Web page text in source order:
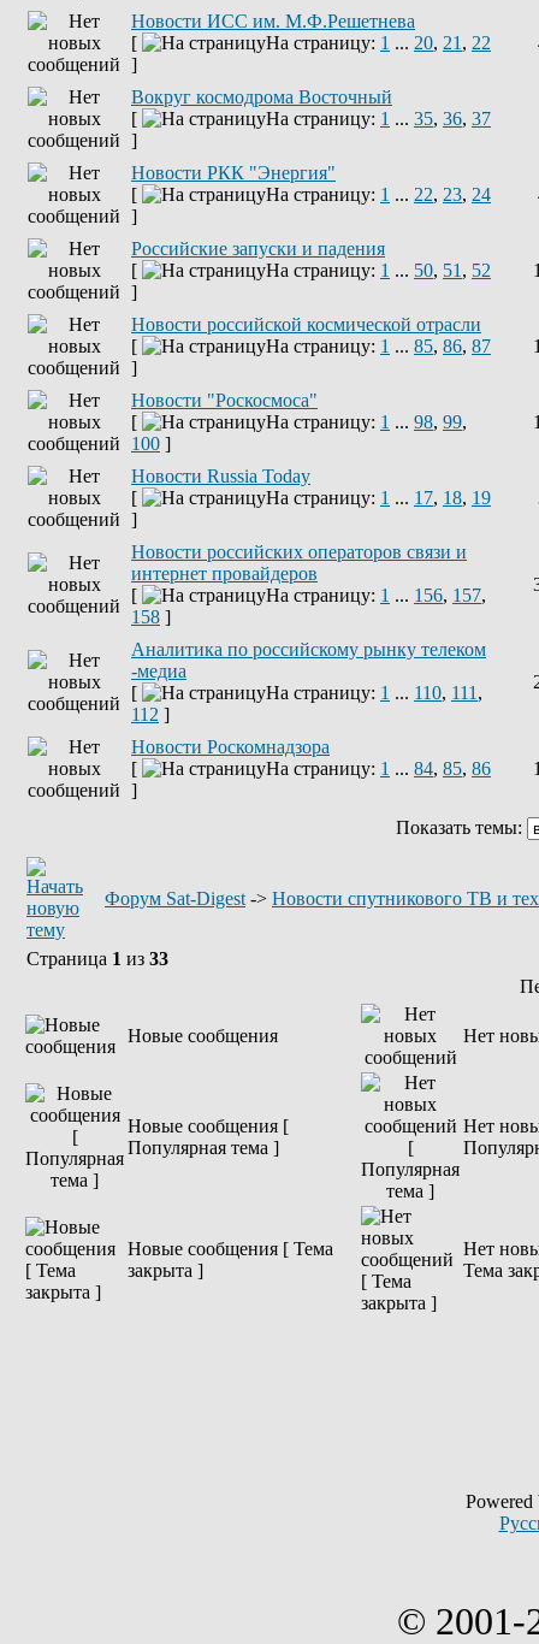
Новости ИСС им. М.Ф.Решетнева
[
На страницу: 1 ... 20, 21 , 22
]
Вокруг космодрома Восточный
[
На страницу: 1 ... 35, 36, 37
]
Новости РКК "Энергия"
[
На страницу: 1 ... 22, 23, 24
]
Российские запуски и падения
[
На страницу: 1 ... 50, 51 , 52
]
Новости российской космической отрасли
[
На страницу: 1 ... 85, 86, 87
]
Новости "Роскосмоса"
[
На страницу: 1 ... 98, 99,
100 ]
Новости Russia Today
[
На страницу: 1 ... 17, 18, 19
]
Новости российских операторов связи и
интернет провайдеров
[
На страницу: 1 ... 156, 157,
158 ]
Аналитика по российскому рынку телеком
-медиа
[
На страницу: 1 ... 110, 111 ,
112 ]
Новости Роскомнадзора
[
На страницу: 1 ... 84, 85, 86
]
Показать темы:
Форум Sat-Digest -> Новости спутникового ТВ и
Страница 1 из 33
Новые сообщения Нет
Новые сообщения [
Популярная тема ]
Нет
Новые сообщения [ Тема
закрыта ]
Нет
Тема
© 2001-